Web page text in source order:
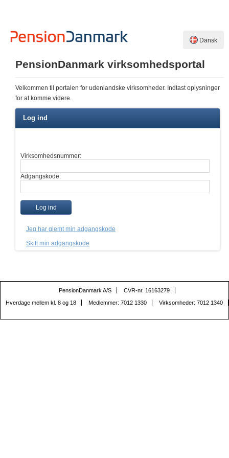
Dansk
PensionDanmark virksomhedsportal
Velkommen til portalen for udenlandske virksomheder. Indtast oplysninger
for at komme videre.
Log ind
Virksomhedsnummer:
Adgangskode:
Jeg har glemt min adgangskode
Skift min adgangskode
PensionDanmark A/S
CVR-nr. 16163279
Hverdage mellem kl. 8 og 18
Medlemmer: 7012 1330 Virksomheder: 7012 1340